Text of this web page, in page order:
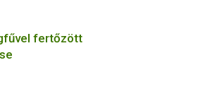
fertőzött